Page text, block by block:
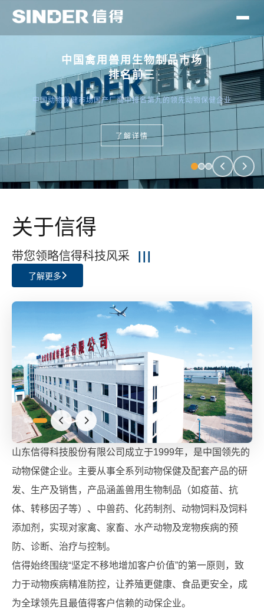
中国禽用兽用生物制品市场
排名前三
中国动物保健市场国产厂商中排名第九的领先动物保健企业
了解详情
关于信得
带您领略信得科技风采
了解更多
山东信得科技股份有限公司成立于1999年，是中国领先的
动物保健企业。主要从事全系列动物保健及配套产品的研
发、生产及销售，产品涵盖兽用生物制品（如疫苗、抗
体、转移因子等）、中兽药、化药制剂、动物饲料及饲料
添加剂，实现对家禽、家畜、水产动物及宠物疾病的预
防、诊断、治疗与控制。
信得始终围绕“坚定不移地增加客户价值”的第一原则，致
力于动物疾病精准防控，让养殖更健康、食品更安全，成
为全球领先且最值得客户信赖的动保企业。